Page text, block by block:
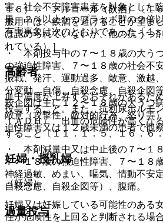
害、社会不安障害患者を対象とした
果、２％以上かつプラセボ群の２倍
有害事象は次のとおりであった〔１
・ 本剤投与中の７〜１８歳の大う
の強迫性障害、７〜１８歳の社会不
振戦、発汗、運動過多、敵意、激越
分変動、自傷、自殺念慮、自殺企図
殺企図は主に１２〜１８歳の大うつ
敵意（攻撃性、敵対的行為、怒り等
迫性障害又は１２歳未満の患者で観
・ 本剤減量中又は中止後の７〜１
７〜１８歳の強迫性障害、７〜１８
神経過敏、めまい、嘔気、情動不安
自殺念慮、自殺企図等）、腹痛。
過量投与
１６）． アルコール（飲酒）〔１
服用中は、飲酒を避けることが望ま
は認められていないが、他の抗うつ
れている）］。
高齢者
血中濃度が上昇するおそれがあるた
投与すること。また、抗利尿ホルモ
ＩＡＤＨ）、出血の危険性が高くな
すること〔１１．１．５、１６．６
妊婦・授乳婦
（妊婦）
妊婦又は妊娠している可能性のある
性が危険性を上回ると判断される場